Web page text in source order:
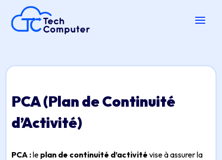
PCA (Plan de Continuité
d’Activité)
PCA :le plan de continuité d’activité vise à assurer la